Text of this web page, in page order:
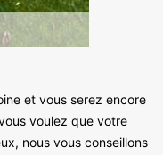
et vous serez encore
voulez que votre
nous vous conseillons